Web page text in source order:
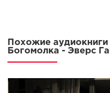
Похожие аудиокниги
Богомолка - Эверс